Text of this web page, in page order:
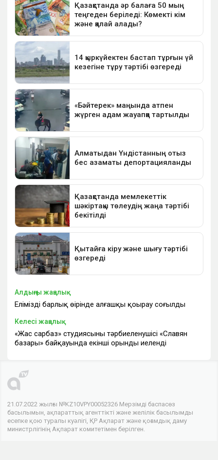
Алдыңғы жаңалық
Еліміздің барлық өңірінде алғашқы қоңырау соғылды
Келесі жаңалық
«Жас сарбаз» студиясының тәрбиеленушісі «Славян
базары» байқауында екінші орынды иеленді
21.07.2022 жылғы №KZ10VPY00052326 Мерзімді баспасөз
басылымын, ақпараттық агенттікті және желілік басылымды
есепке қою туралы куәлігі, ҚР Ақпарат және қоғамдық даму
министрлігінің Ақпарат комитетімен берілген.